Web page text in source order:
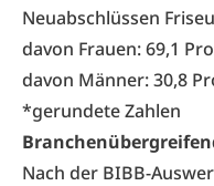
Neuabschlüssen
davon Frauen: 69,1
davon Männer: 30,8
*gerundete Zahlen
B
Nach der BIBB-